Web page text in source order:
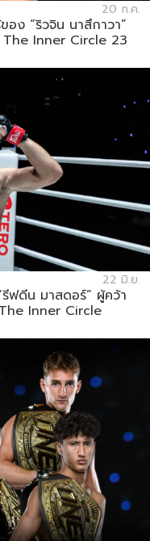
20 ก.ค.
อง “ริวจิน นาสึกาวา”
The Inner Circle 23
22 มิ.ย.
ฟดีน มาสดอร์” ผู้คว้า
Inner Circle